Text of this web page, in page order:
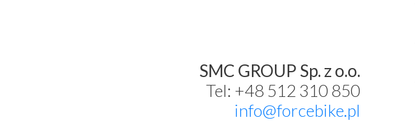
SMC GROUP Sp. z o.o.
Tel: +48 512 310 850
info@forcebike.pl